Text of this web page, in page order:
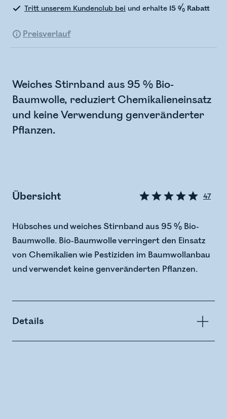
Tritt unserem Kundenclub bei und erhalte 15 % Rabatt
Preisverlauf
Weiches Stirnband aus 95 % Bio-
Baumwolle, reduziert Chemikalieneinsatz
und keine Verwendung genveränderter
Pflanzen.
Übersicht 47
Hübsches und weiches Stirnband aus 95 % Bio-
Baumwolle. Bio-Baumwolle verringert den Einsatz
von Chemikalien wie Pestiziden im Baumwollanbau
und verwendet keine genveränderten Pflanzen.
Details